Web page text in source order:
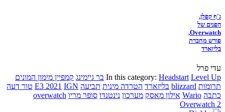
ג'ף קפלן,
הפנים של
Overwatch,
פורש מחברת
בליזארד
עדי פרל
In this category: Headstart Level Up בר גיימינג קמפיין מימון המונים
תרומות blizzard בליזארד הטרדה מינית תביעה E3 2021 IGN
טור דעה
כתבה Wario אילון מאסק מערכון נינטנדו סופר מריו overwatch
Overwatch 2